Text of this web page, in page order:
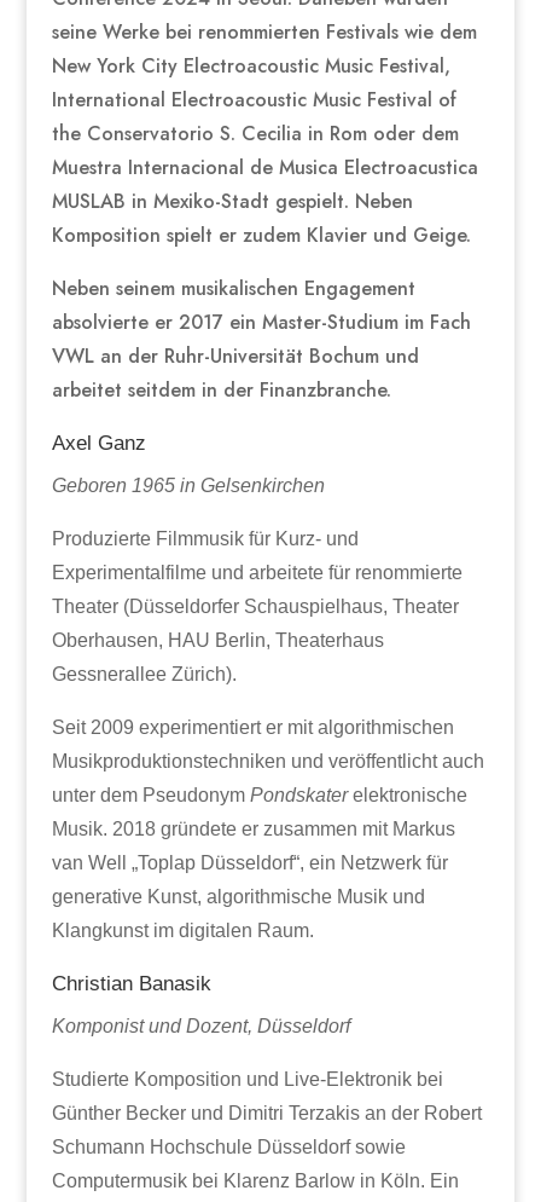
seine Werke bei renommierten Festivals wie dem
New York City Electroacoustic Music Festival,
International Electroacoustic Music Festival of
the Conservatorio S. Cecilia in Rom oder dem
Muestra Internacional de Musica Electroacustica
MUSLAB in Mexiko-Stadt gespielt. Neben
Komposition spielt er zudem Klavier und Geige.
Neben seinem musikalischen Engagement
absolvierte er 2017 ein Master-Studium im Fach
VWL an der Ruhr-Universität Bochum und
arbeitet seitdem in der Finanzbranche.
Axel Ganz
Geboren 1965 in Gelsenkirchen
Produzierte Filmmusik für Kurz- und
Experimentalfilme und arbeitete für renommierte
Theater (Düsseldorfer Schauspielhaus, Theater
Oberhausen, HAU Berlin, Theaterhaus
Gessnerallee Zürich).
Seit 2009 experimentiert er mit algorithmischen
Musikproduktionstechniken und veröffentlicht auch
unter dem Pseudonym Pondskaterelektronische
Musik. 2018 gründete er zusammen mit Markus
van Well „Toplap Düsseldorf“, ein Netzwerk für
generative Kunst, algorithmische Musik und
Klangkunst im digitalen Raum.
Christian Banasik
Komponist und Dozent, Düsseldorf
Studierte Komposition und Live-Elektronik bei
Günther Becker und Dimitri Terzakis an der Robert
Schumann Hochschule Düsseldorf sowie
Computermusik bei Klarenz Barlow in Köln. Ein